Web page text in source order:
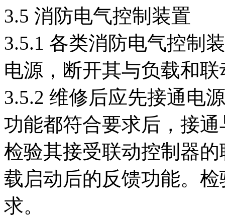
3.5 消防电气控制装置
3.5.1 各类消防电气控制
电源，断开其与负载和
3.5.2 维修后应先接通电
功能都符合要求后，接
检验其接受联动控制器
载启动后的反馈功能。
求。